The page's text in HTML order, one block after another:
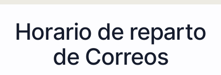
Horario de reparto
de Correos